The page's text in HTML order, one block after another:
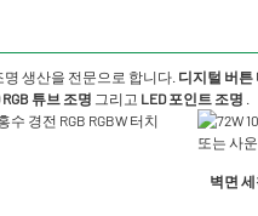
생산을 전문으로 합니다. 디지털 버튼
RGB 튜브 조명 그리고 LED 포인트 조명
벽면